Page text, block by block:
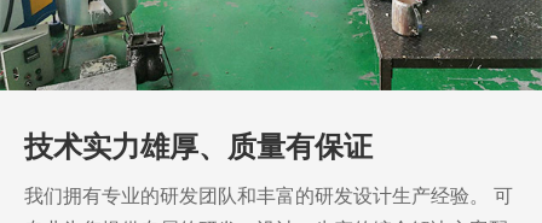
技术实力雄厚、质量有保证
我们拥有专业的研发团队和丰富的研发设计生产经验。
可